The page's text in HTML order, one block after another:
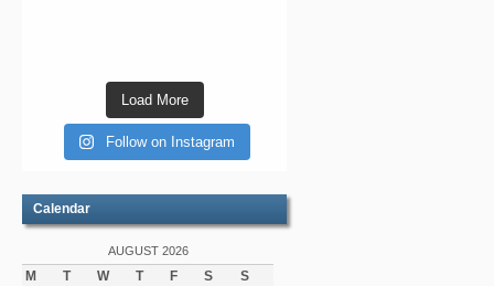
Load More
Follow on Instagram
Calendar
AUGUST 2026
M T W T F S
S